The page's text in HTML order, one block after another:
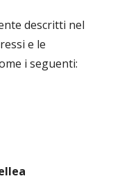
descritti nel
e le
i seguenti: